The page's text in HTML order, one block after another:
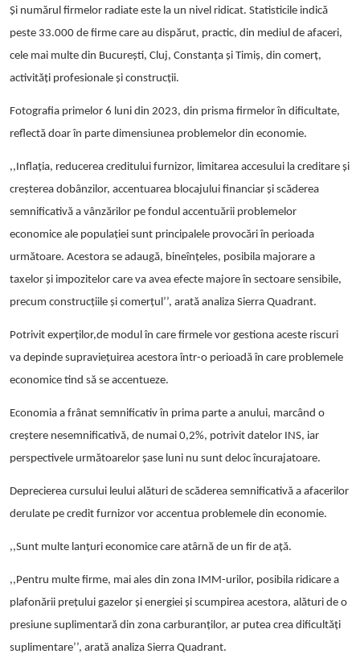
Și numărul firmelor radiate este la un nivel ridicat. Statisticile indică
peste 33.000 de firme care au dispărut, practic, din mediul de afaceri,
cele mai multe din București, Cluj, Constanța și Timiș, din comerț,
activități profesionale și construcții.
Fotografia primelor 6 luni din 2023, din prisma firmelor în dificultate,
reflectă doar în parte dimensiunea problemelor din economie.
,,Inflația, reducerea creditului furnizor, limitarea accesului la creditare și
creșterea dobânzilor, accentuarea blocajului financiar și scăderea
semnificativă a vânzărilor pe fondul accentuării problemelor
economice ale populației sunt principalele provocări în perioada
următoare. Acestora se adaugă, bineînțeles, posibila majorare a
taxelor și impozitelor care va avea efecte majore în sectoare sensibile,
precum construcțiile și comerțul ’’, arată analiza Sierra Quadrant.
Potrivit experților,de modul în care firmele vor gestiona aceste riscuri
va depinde supraviețuirea acestora într-o perioadă în care problemele
economice tind să se accentueze.
Economia a frânat semnificativ în prima parte a anului, marcând o
creștere nesemnificativă, de numai 0,2%, potrivit datelor INS, iar
perspectivele următoarelor șase luni nu sunt deloc încurajatoare.
Deprecierea cursului leului alături de scăderea semnificativă a afacerilor
derulate pe credit furnizor vor accentua problemele din economie.
,,Sunt multe lanțuri economice care atârnă de un fir de ață.
,,Pentru multe firme, mai ales din zona IMM-urilor, posibila ridicare a
plafonării prețului gazelor și energiei și scumpirea acestora, alături de o
presiune suplimentară din zona carburanților, ar putea crea dificultăți
suplimentare’’, arată analiza Sierra Quadrant.